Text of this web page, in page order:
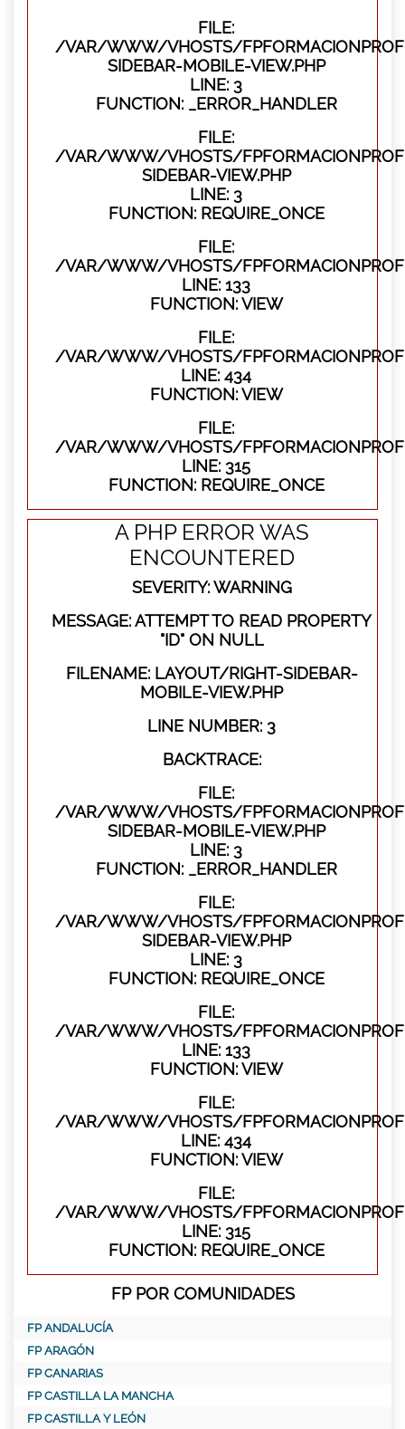
FILE:
/VAR/WWW/VHOSTS/
SIDEBAR-MOBILE-VIEW.PHP
LINE: 3
FUNCTION: _ERROR_HANDLER
FILE:
/VAR/WWW/VHOSTS/
SIDEBAR-VIEW.PHP
LINE: 3
FUNCTION: REQUIRE_ONCE
FILE:
/VAR/WWW/VHOSTS/
LINE: 133
FUNCTION: VIEW
FILE:
/VAR/WWW/VHOSTS/
LINE: 434
FUNCTION: VIEW
FILE:
/VAR/WWW/VHOSTS/
LINE: 315
FUNCTION: REQUIRE_ONCE
A PHP ERROR WAS
ENCOUNTERED
SEVERITY: WARNING
MESSAGE: ATTEMPT TO READ PROPERTY
"ID" ON NULL
FILENAME: LAYOUT/RIGHT-SIDEBAR-
MOBILE-VIEW.PHP
LINE NUMBER: 3
BACKTRACE:
FILE:
/VAR/WWW/VHOSTS/
SIDEBAR-MOBILE-VIEW.PHP
LINE: 3
FUNCTION: _ERROR_HANDLER
FILE:
/VAR/WWW/VHOSTS/
SIDEBAR-VIEW.PHP
LINE: 3
FUNCTION: REQUIRE_ONCE
FILE:
/VAR/WWW/VHOSTS/
LINE: 133
FUNCTION: VIEW
FILE:
/VAR/WWW/VHOSTS/
LINE: 434
FUNCTION: VIEW
FILE:
/VAR/WWW/VHOSTS/
LINE: 315
FUNCTION: REQUIRE_ONCE
FP POR COMUNIDADES
FP ANDALUCÍA
FP ARAGÓN
FP CANARIAS
FP CASTILLA LA MANCHA
FP CASTILLA Y LEÓN